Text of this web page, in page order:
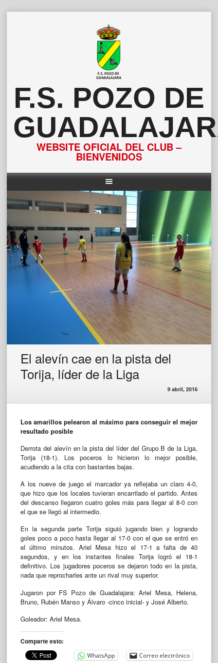
F.S. POZO DE
WEBSITE OFICIAL DEL CLUB –
BIENVENIDOS
El alevín cae en la pista del
Torija, líder de la Liga
9 abril, 2016
Los amarillos pelearon al máximo para conseguir el mejor
resultado posible
Derrota del alevín en la pista del líder del Grupo B de la Liga,
Torija (18-1). Los poceros lo hicieron lo mejor posible,
acudiendo a la cita con bastantes bajas.
A los nueve de juego el marcador ya reflejaba un claro 4-0,
que hizo que los locales tuvieran encarrilado el partido. Antes
del descanso llegaron cuatro goles más para llegar al 8-0 con
el que se llegó al intermedio.
En la segunda parte Torija siguió jugando bien y logrando
goles poco a poco hasta llegar al 17-0 con el que se entró en
el último minutos. Ariel Mesa hizo el 17-1 a falta de 40
segundos, y en los instantes finales Torija logró el 18-1
definitivo. Los jugadores poceros se dejaron todo en la pista,
nada que reprocharles ante un rival muy superior.
Jugaron por FS Pozo de Guadalajara: Ariel Mesa, Helena,
Bruno, Rubén Manso y Álvaro -cinco inicial- y José Alberto.
Goleador: Ariel Mesa.
Comparte esto:
WhatsApp
Correo electrónico